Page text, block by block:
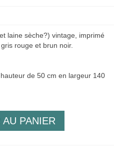
0,00€
laine sèche?) vintage, imprimé
rouge et brun noir.
de 50 cm en largeur 140
PANIER